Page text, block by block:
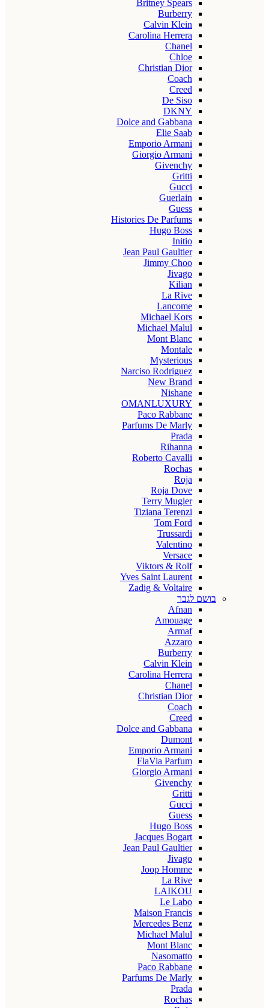
Britney Spears
Burberry
Calvin Klein
Carolina Herrera
Chanel
Chloe
Christian Dior
Coach
Creed
De Siso
DKNY
Dolce and Gabbana
Elie Saab
Emporio Armani
Giorgio Armani
Givenchy
Gritti
Gucci
Guerlain
Guess
Histories De Parfums
Hugo Boss
Initio
Jean Paul Gaultier
Jimmy Choo
Jivago
Kilian
La Rive
Lancome
Michael Kors
Michael Malul
Mont Blanc
Montale
Mysterious
Narciso Rodriguez
New Brand
Nishane
OMANLUXURY
Paco Rabbane
Parfums De Marly
Prada
Rihanna
Roberto Cavalli
Rochas
Roja
Roja Dove
Terry Mugler
Tiziana Terenzi
Tom Ford
Trussardi
Valentino
Versace
Viktors & Rolf
Yves Saint Laurent
Zadig & Voltaire
בושם לגבר
Afnan
Amouage
Armaf
Azzaro
Burberry
Calvin Klein
Carolina Herrera
Chanel
Christian Dior
Coach
Creed
Dolce and Gabbana
Dumont
Emporio Armani
FlaVia Parfum
Giorgio Armani
Givenchy
Gritti
Gucci
Guess
Hugo Boss
Jacques Bogart
Jean Paul Gaultier
Jivago
Joop Homme
La Rive
LAIKOU
Le Labo
Maison Francis
Mercedes Benz
Michael Malul
Mont Blanc
Nasomatto
Paco Rabbane
Parfums De Marly
Prada
Rochas